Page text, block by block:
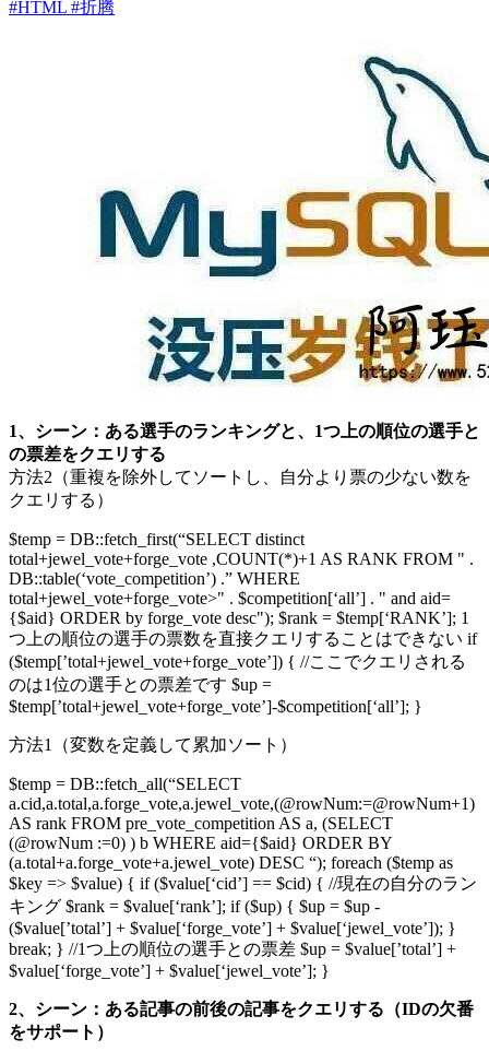
#HTML #折腾
1、シーン：ある選手のランキングと、1つ上の順位の選手と
の票差をクエリする
方法2（重複を除外してソートし、自分より票の少ない数を
クエリする）
$temp = DB::fetch_first(“SELECT distinct
total+jewel_vote+forge_vote ,COUNT(*)+1 AS RANK FROM " .
DB::table(‘vote_competition’) .” WHERE
total+jewel_vote+forge_vote>" . $competition[‘all’] . " and aid=
{$aid} ORDER by forge_vote desc"); $rank = $temp[‘RANK’]; 1
つ上の順位の選手の票数を直接クエリすることはできない if
($temp[’total+jewel_vote+forge_vote’]) { //ここでクエリされる
のは1位の選手との票差です $up =
$temp[’total+jewel_vote+forge_vote’]-$competition[‘all’]; }
方法1（変数を定義して累加ソート）
$temp = DB::fetch_all(“SELECT
a.cid,a.total,a.forge_vote,a.jewel_vote,(@rowNum:=@rowNum+1)
AS rank FROM pre_vote_competition AS a, (SELECT
(@rowNum :=0) ) b WHERE aid={$aid} ORDER BY
(a.total+a.forge_vote+a.jewel_vote) DESC “); foreach ($temp as
$key => $value) { if ($value[‘cid’] == $cid) { //現在の自分のラン
キング $rank = $value[‘rank’]; if ($up) { $up = $up -
($value[’total’] + $value[‘forge_vote’] + $value[‘jewel_vote’]); }
break; } //1つ上の順位の選手との票差 $up = $value[’total’] +
$value[‘forge_vote’] + $value[‘jewel_vote’]; }
2、シーン：ある記事の前後の記事をクエリする（IDの欠番
をサポート）